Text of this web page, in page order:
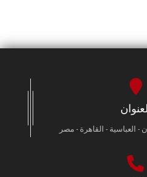
العنوان
- العباسية - القاهرة - مصر